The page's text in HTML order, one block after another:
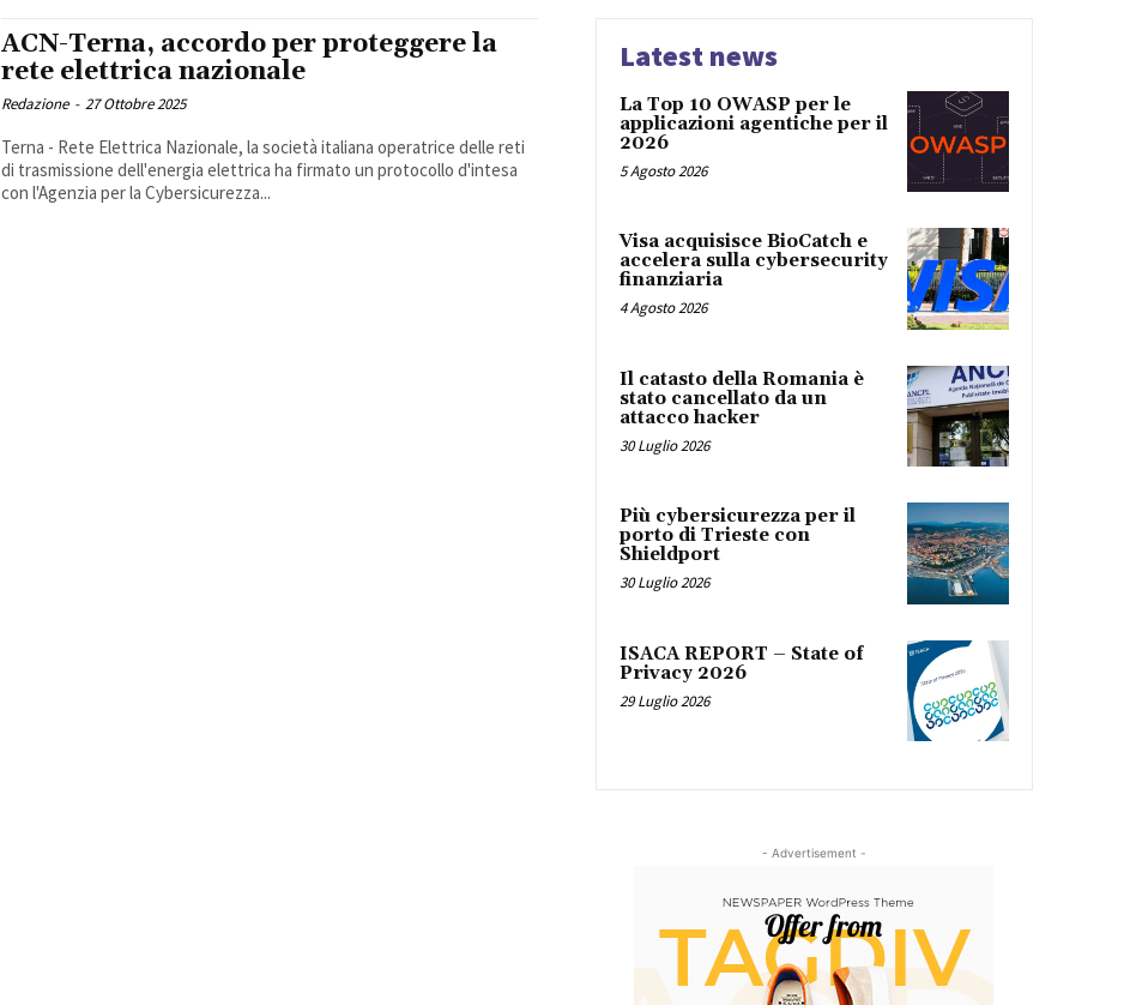
ACN-Terna, accordo per proteggere la
rete elettrica nazionale
Redazione - 27 Ottobre 2025
Terna - Rete Elettrica Nazionale, la società italiana operatrice delle reti
di trasmissione dell'energia elettrica ha firmato un protocollo d'intesa
con l'Agenzia per la Cybersicurezza...
Latest news
La Top 10 OWASP per le
applicazioni agentiche per il
2026
5 Agosto 2026
Visa acquisisce BioCatch e
accelera sulla cybersecurity
finanziaria
4 Agosto 2026
Il catasto della Romania è
stato cancellato da un
attacco hacker
30 Luglio 2026
Più cybersicurezza per il
porto di Trieste con
Shieldport
30 Luglio 2026
ISACA REPORT – State of
Privacy 2026
29 Luglio 2026
- Advertisement -